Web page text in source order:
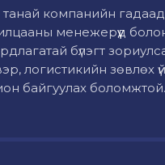
компанийн гадаад
менежерүүд
бүлэгт
логистикийн зөвлөх
байгуулах